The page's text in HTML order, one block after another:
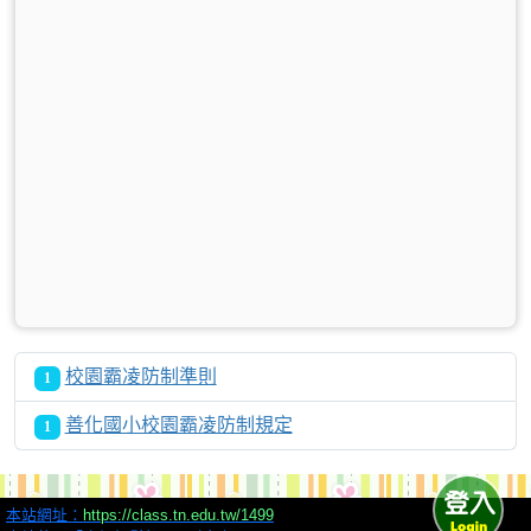
1 校園霸凌防制準則
1 善化國小校園霸凌防制規定
本站網址： https://class.tn.edu.tw/1499